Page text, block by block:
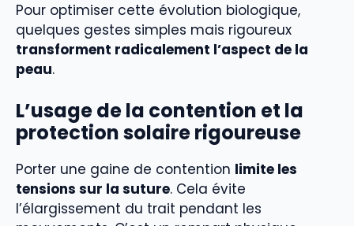
Pour optimiser cette évolution biologique,
quelques gestes simples mais rigoureux
transforment radicalement l’aspect de la
peau.
L’usage de la contention et la
protection solaire rigoureuse
Porter une gaine de contention limite les
tensions sur la suture. Cela évite
l’élargissement du trait pendant les